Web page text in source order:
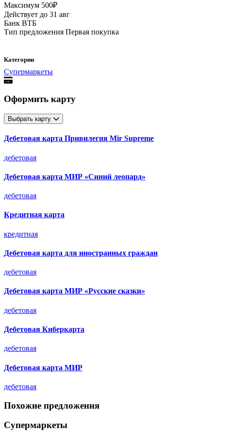
Максимум 500₽
Действует до 31 авг
Банк ВТБ
Тип предложения Первая покупка
Категории
Супермаркеты
Оформить карту
Выбрать карту
Дебетовая карта Привилегия Mir Supreme
дебетовая
Дебетовая карта МИР «Синий леопард»
дебетовая
Кредитная карта
кредитная
Дебетовая карта для иностранных граждан
дебетовая
Дебетовая карта МИР «Русские сказки»
дебетовая
Дебетовая Киберкарта
дебетовая
Дебетовая карта МИР
дебетовая
Похожие предложения
Супермаркеты